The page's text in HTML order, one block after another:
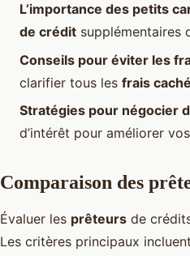
L’importance des petits
de crédit supplémentaires
Conseils pour éviter les
clarifier tous les frais
Stratégies pour négocier
d’intérêt pour améliorer
Comparaison des
Évaluer les prêteurs de
Les critères principaux